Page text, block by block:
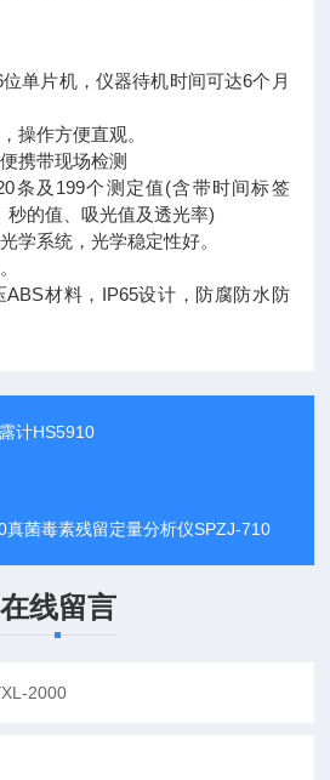
单片机，仪器待机时间可达6个月
操作方便直观。
携带现场检测
条及199个测定值(含带时间标签
秒的值、吸光值及透光率)
学系统，光学稳定性好。
材料，IP65设计，防腐防水防
计HS5910
真菌毒素残留定量分析仪SPZJ-710
在线留言